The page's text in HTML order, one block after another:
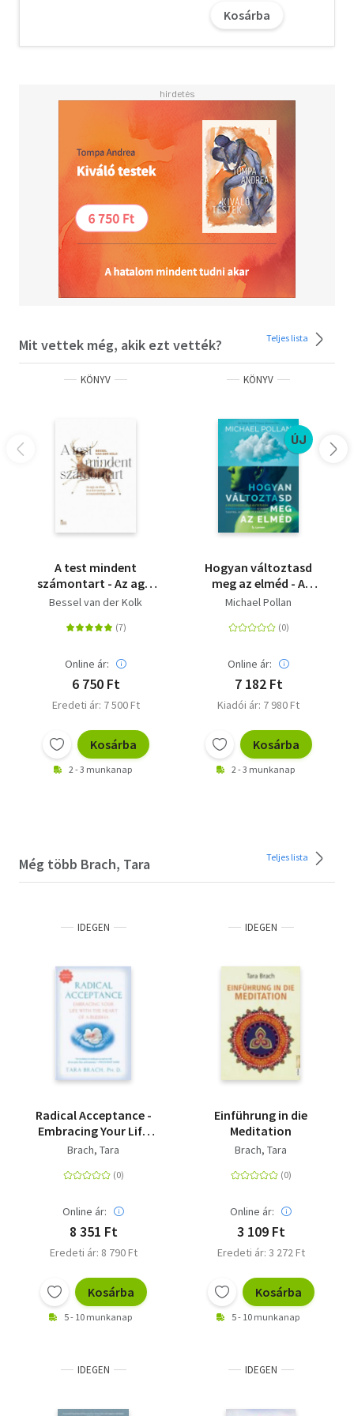
gyakorlatokkal a belső átalakulás egy-egy mérföldköve
lehet. Mire a végére érünk, önmagunkhoz és a világhoz
nyugati terápiás módszerek és a keleti meditációs
vett esetleírásokkal mutatja be, hogyan valósulhat meg a
radikális elfogadás,és beszámol saját, buktatókkal teli
útjáról az értéktelenségérzésből valófelébredéshez. Ezek
a történetek inspiráló példák lehetnek mindannyiunk
számára. "A Radikális elfogadás meghívást nyújt arra,
hogy minden fájdalmunkkal,félelmünkkel és
szorongásunkkal együtt átöleljük önmagunkat és
könnyedén,de mégis határozottan a megértés és
együttérzés útjára lépjünk."Thich Nhat Hanh" A Radikális
elfogadás szelíd bölcsességet és gyengéd gyógyulást
kínál, kitűnőgyógyírt az értéktelenségérzésünkre és a
együtt érző tanítások áldással töltsék meg a
szívedet."Jack Kornfield
Kosárba
Mit vettek még, akik ezt vették? Teljes lista
KÖNYV
A test mindent
számontart - Az agy,
az elme és a test
traumafeldolgozásban
Bessel van der Kolk
Online ár:
6 750 Ft
Eredeti ár: 7 500 Ft
Kosárba
2 - 3 munkanap
KÖNYV
ÚJ
Hogyan változtasd
meg az elméd - A
pszichedelikus
eredményei az emberi
a halálról
Michael Pollan
Online ár:
7 182 Ft
Kiadói ár: 7 980 Ft
Kosárba
2 - 3 munkanap
Még több Brach, Tara Teljes lista
IDEGEN
Radical Acceptance -
Embracing Your Life
With the Heart of a
Brach, Tara
Online ár:
8 351 Ft
Eredeti ár: 8 790 Ft
Kosárba
5 - 10 munkanap
IDEGEN
Einführung in die
Meditation
Brach, Tara
Online ár:
3 109 Ft
Eredeti ár: 3 272 Ft
Kosárba
5 - 10 munkanap
IDEGEN IDEGEN